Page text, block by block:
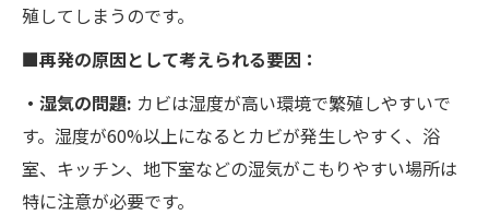
殖してしまうのです。
■再発の原因として考えられる要因：
・湿気の問題: カビは湿度が高い環境で繁殖しやすいで
す。湿度が60%以上になるとカビが発生しやすく、浴
室、キッチン、地下室などの湿気がこもりやすい場所は
特に注意が必要です。